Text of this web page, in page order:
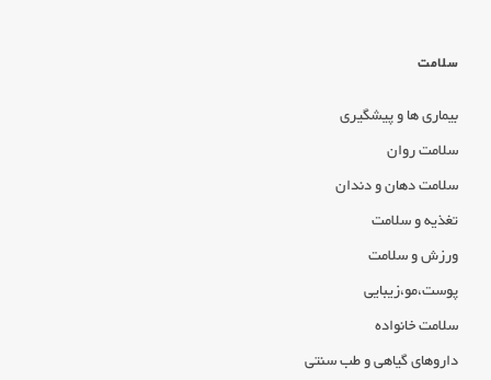
سلامت
بیماری ها و پیشگیری
سلامت روان
سلامت دهان و دندان
تغذیه و سلامت
ورزش و سلامت
پوست،مو،زیبایی
سلامت خانواده
داروهای گیاهی و طب سنتی